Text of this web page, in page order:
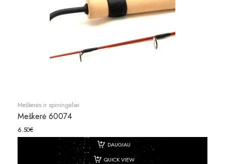
Meškerės ir spiningėliai
Meškerė 60074
6.50€
DAUGIAU
QUICK VIEW